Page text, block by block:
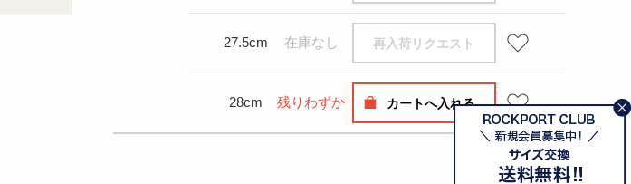
27.5cm 在庫なし 再入荷リクエスト
28cm 残りわずか カートへ入れる